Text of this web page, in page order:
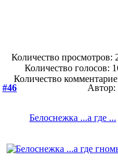
Количество просмотров:
Количество голосов:
Количество
#46 Автор:
Белоснежка ...а где ...